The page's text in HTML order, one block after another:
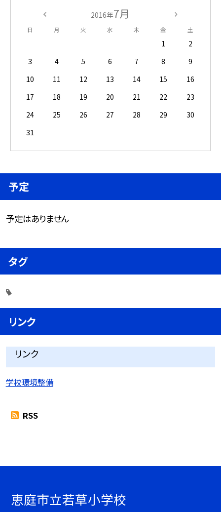
2016年7月
日 月 火 水 木 金 土
1
2
3
4 5 6 7 8
9
10
11 12 13 14 15
16
17
18 19 20 21 22
23
24
25 26 27 28 29
30
31
予定
予定はありません
タグ
リンク
リンク
学校環境整備
RSS
恵庭市立若草小学校